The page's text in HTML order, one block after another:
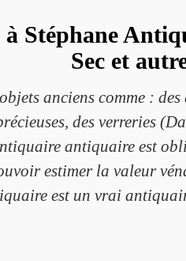
à Stéphane
Sec et
anciens comme :
des verreries
antiquaire est
estimer la valeur
est un vrai